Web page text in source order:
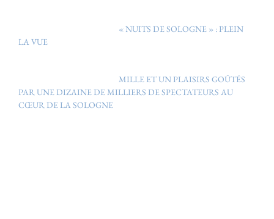
« NUITS DE SOLOGNE » : PLEIN
LA VUE
MILLE ET UN PLAISIRS GOÛTÉS
PAR UNE DIZAINE DE MILLIERS DE SPECTATEURS AU
CŒUR DE LA SOLOGNE